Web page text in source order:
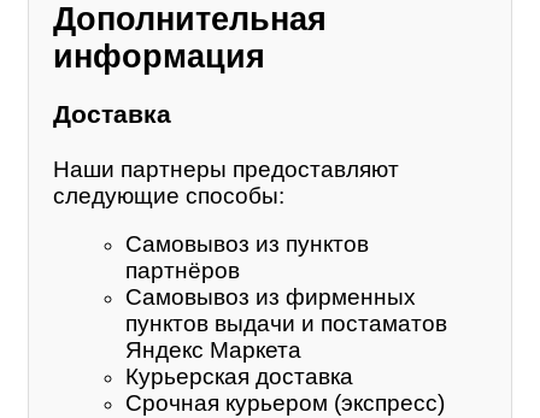
Дополнительная
информация
Доставка
Наши партнеры предоставляют
следующие способы:
Самовывоз из пунктов
партнёров
Самовывоз из фирменных
пунктов выдачи и постаматов
Яндекс Маркета
Курьерская доставка
Срочная курьером (экспресс)